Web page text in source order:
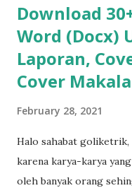
Download
Word (Docx)
Laporan,
Cover
February 28, 2021
Halo sahabat goliketrik,
karena karya-karya
oleh banyak orang